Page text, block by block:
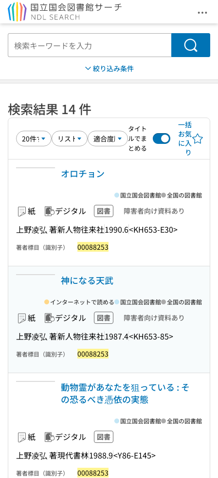
メ
検索
絞り込み条件
検索結果 14 件
タイト
ルでま
とめる
一括
お気
に入
り
オロチョン
紙 デジタル 図書 障害者向け資料あり
上野凌弘 著新人物往来社1990.6<KH653-E30>
国立国会図書館 全国の図書館
著者標目（識別子） 00088253
神になる天武
紙 デジタル 図書 障害者向け資料あり
上野凌弘 著新人物往来社1987.4<KH653-85>
インターネットで読める 国立国会図書館 全国の図書館
著者標目（識別子） 00088253
動物霊があなたを狙っている : そ
の恐るべき憑依の実態
紙 デジタル 図書
上野凌弘 著現代書林1988.9<Y86-E145>
国立国会図書館 全国の図書館
著者標目（識別子） 00088253